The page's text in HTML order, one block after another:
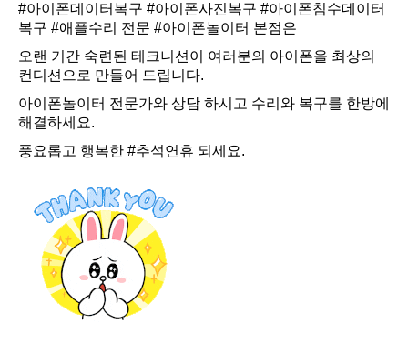
#아이폰데이터복구 #아이폰사진복구 #아이폰침수데이터
복구 #애플수리 전문 #아이폰놀이터 본점은
오랜 기간 숙련된 테크니션이 여러분의 아이폰을 최상의
컨디션으로 만들어 드립니다.
아이폰놀이터 전문가와 상담 하시고 수리와 복구를 한방에
해결하세요.
풍요롭고 행복한 #추석연휴 되세요.